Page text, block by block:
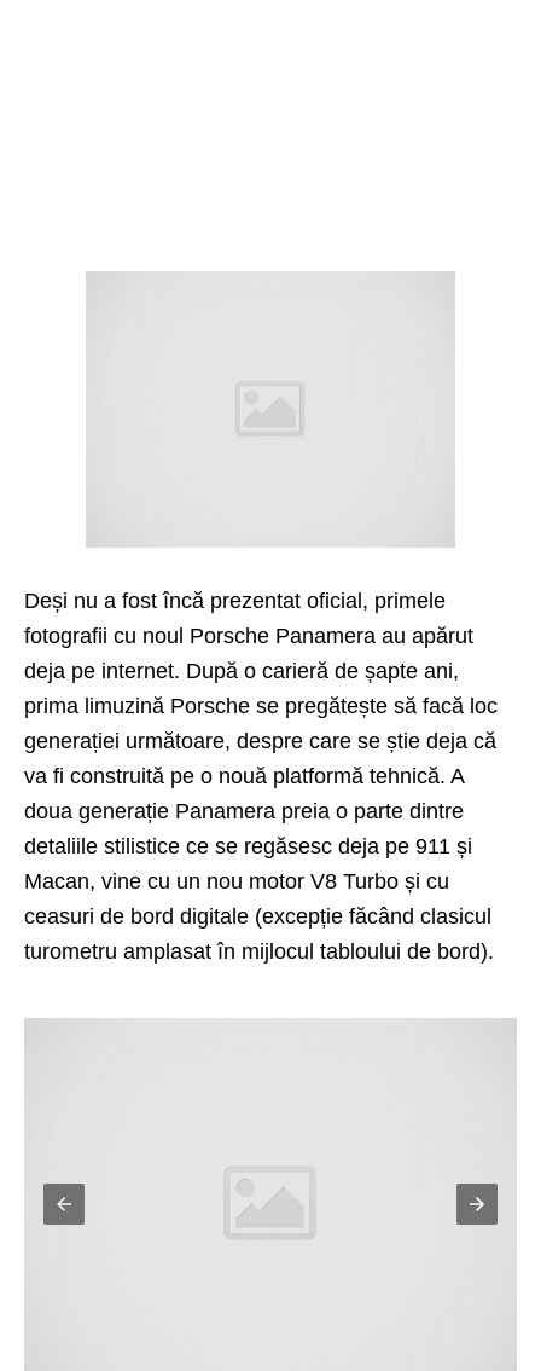
Deși nu a fost încă prezentat oficial, primele
fotografii cu noul Porsche Panamera au apărut
deja pe internet. După o carieră de șapte ani,
prima limuzină Porsche se pregătește să facă loc
generației următoare, despre care se știe deja că
va fi construită pe o nouă platformă tehnică. A
doua generație Panamera preia o parte dintre
detaliile stilistice ce se regăsesc deja pe 911 și
Macan, vine cu un nou motor V8 Turbo și cu
ceasuri de bord digitale (excepție făcând clasicul
turometru amplasat în mijlocul tabloului de bord).